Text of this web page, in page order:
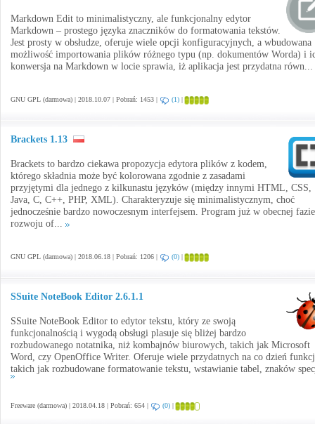
Markdown Edit to minimalistyczny, ale funkcjonalny edytor
Markdown – prostego języka znaczników do formatowania tekstów.
Jest prosty w obsłudze, oferuje wiele opcji konfiguracyjnych, a wbudowana
możliwość importowania plików różnego typu (np. dokumentów Worda) i
konwersja na Markdown w locie sprawia, iż aplikacja jest przydatna równ...
GNU GPL (darmowa) | 2018.10.07 | Pobrań: 1453 | (1) |
Brackets 1.13
Brackets to bardzo ciekawa propozycja edytora plików z kodem,
którego składnia może być kolorowana zgodnie z zasadami
przyjętymi dla jednego z kilkunastu języków (między innymi HTML, CSS,
Java, C, C++, PHP, XML). Charakteryzuje się minimalistycznym, choć
jednocześnie bardzo nowoczesnym interfejsem. Program już w obecnej fazie
rozwoju of...
GNU GPL (darmowa) | 2018.06.18 | Pobrań: 1206 | (0) |
SSuite NoteBook Editor 2.6.1.1
SSuite NoteBook Editor to edytor tekstu, który ze swoją
funkcjonalnością i wygodą obsługi plasuje się bliżej bardzo
rozbudowanego notatnika, niż kombajnów biurowych, takich jak Microsoft
Word, czy OpenOffice Writer. Oferuje wiele przydatnych na co dzień
takich jak rozbudowane formatowanie tekstu, wstawianie tabel, znaków
Freeware (darmowa) | 2018.04.18 | Pobrań: 654 | (0) |